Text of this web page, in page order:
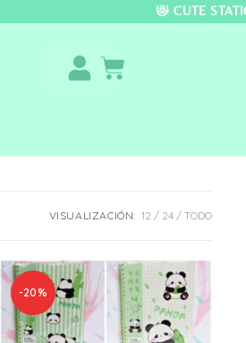
🚚 📦 😻
VISUALIZACIÓN: 12 24 TODO
-20%